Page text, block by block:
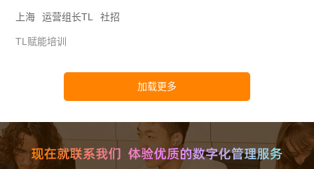
上海 运营组长TL 社招
TL赋能培训